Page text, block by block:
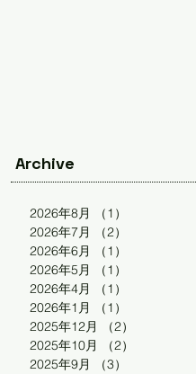
Archive
2026年8月 （1）
2026年7月
（2）
2026年6月
（1）
2026年5月
（1）
2026年4月
（1）
2026年1月
（1）
2025年12月
（2）
2025年10月
（2）
2025年9月
（3）